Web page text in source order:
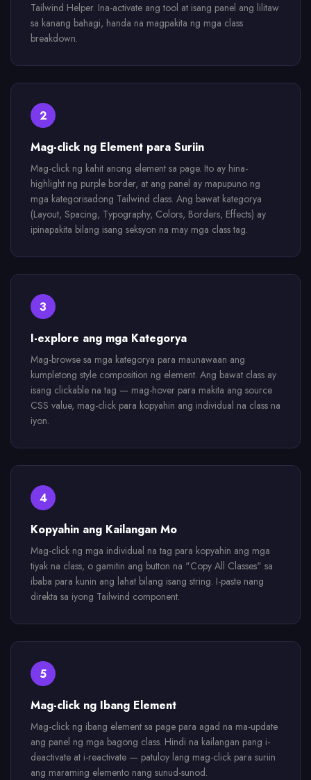
Tailwind Helper. Ina-activate ang tool at isang panel ang lilitaw
sa kanang bahagi, handa na magpakita ng mga class
breakdown.
2
Mag-click ng Element para Suriin
Mag-click ng kahit anong element sa page. Ito ay hina-
highlight ng purple border, at ang panel ay mapupuno ng
mga kategorisadong Tailwind class. Ang bawat kategorya
(Layout, Spacing, Typography, Colors, Borders, Effects) ay
ipinapakita bilang isang seksyon na may mga class tag.
3
I-explore ang mga Kategorya
Mag-browse sa mga kategorya para maunawaan ang
kumpletong style composition ng element. Ang bawat class ay
isang clickable na tag — mag-hover para makita ang source
CSS value, mag-click para kopyahin ang individual na class na
iyon.
4
Kopyahin ang Kailangan Mo
Mag-click ng mga individual na tag para kopyahin ang mga
tiyak na class, o gamitin ang button na "Copy All Classes" sa
ibaba para kunin ang lahat bilang isang string. I-paste nang
direkta sa iyong Tailwind component.
5
Mag-click ng Ibang Element
Mag-click ng ibang element sa page para agad na ma-update
ang panel ng mga bagong class. Hindi na kailangan pang i-
deactivate at i-reactivate — patuloy lang mag-click para suriin
ang maraming elemento nang sunud-sunod.